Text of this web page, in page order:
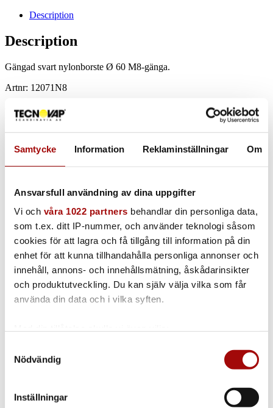
Samtycke Information Reklaminställningar Om
Ansvarsfull användning av dina uppgifter
Vi och våra 1022 partners behandlar din personliga data,
som t.ex. ditt IP-nummer, och använder teknologi såsom
cookies för att lagra och få tillgång till information på din
enhet för att kunna tillhandahålla personliga annonser och
innehåll, annons- och innehållsmätning, åskådarinsikter
och produktutveckling. Du kan själv välja vilka som får
använda din data och i vilka syften.
som kan ha en noggrannhet på upp till flera meter
Nödvändig
Inställningar
Description
Description
Gängad svart nylonborste Ø 60 M8-gänga.
Artnr: 12071N8
Related products
Ångmopp 220 mm med gummilist
220 mm | oledad
Ånglans bajonett med gänga